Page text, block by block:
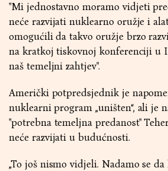
"Mi jednostavno moramo vidjeti
neće razvijati nuklearno oružje i
omogućili da takvo oružje brzo
na kratkoj tiskovnoj konferenciji u
naš temeljni zahtjev".
Američki potpredsjednik je
nuklearni program „uništen“, ali je
"potrebna temeljna predanost"
neće razvijati u budućnosti.
„To još nismo vidjeli. Nadamo se da